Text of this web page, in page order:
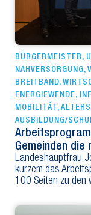
BÜRGERMEISTER ,
NAHVERSORGUNG,
BREITBAND,
ENERGIEWENDE,
MOBILITÄT,
AUSBILDUNG/
Gemeinden
Landeshauptfrau
kurzem das
100 Seiten zu